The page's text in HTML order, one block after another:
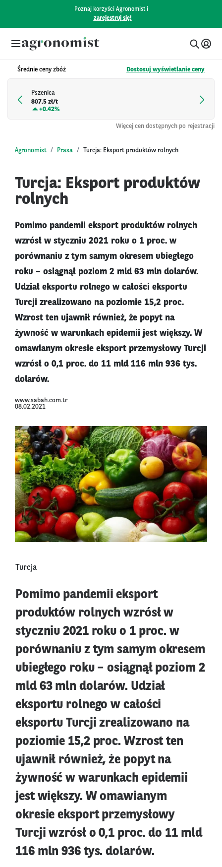
Poznaj korzyści Agronomist i
zarejestruj się!
Średnie ceny zbóż Dostosuj wyświetlanie ceny
Pszenica
807.5 zł/t
+0.42%
Więcej cen dostępnych po rejestracji
Agronomist Prasa Turcja: Eksport produktów rolnych
Turcja: Eksport produktów
rolnych
Pomimo pandemii eksport produktów rolnych
wzrósł w styczniu 2021 roku o 1 proc. w
porównaniu z tym samym okresem ubiegłego
roku – osiągnął poziom 2 mld 63 mln dolarów.
Udział eksportu rolnego w całości eksportu
Turcji zrealizowano na poziomie 15,2 proc.
Wzrost ten ujawnił również, że popyt na
żywność w warunkach epidemii jest większy. W
omawianym okresie eksport przemysłowy Turcji
wzrósł o 0,1 proc. do 11 mld 116 mln 936 tys.
dolarów.
www.sabah.com.tr
08.02.2021
Turcja
Pomimo pandemii eksport
produktów rolnych wzrósł w
styczniu 2021 roku o 1 proc. w
porównaniu z tym samym okresem
ubiegłego roku – osiągnął poziom 2
mld 63 mln dolarów. Udział
eksportu rolnego w całości
eksportu Turcji zrealizowano na
poziomie 15,2 proc. Wzrost ten
ujawnił również, że popyt na
żywność w warunkach epidemii
jest większy. W omawianym
okresie eksport przemysłowy
Turcji wzrósł o 0,1 proc. do 11 mld
116 mln 936 tys. dolarów.